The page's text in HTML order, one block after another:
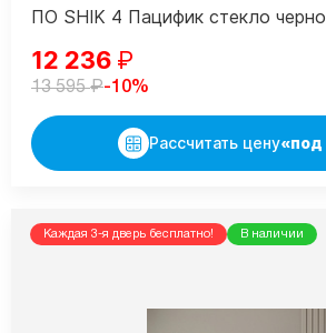
ПО SHIK 4 Пацифик стекло
12 236 ₽
13 595₽-10%
Рассчитать цену
Каждая 3-я дверь бесплатно! В наличии